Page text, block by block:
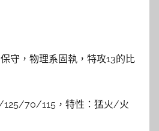
守，物理系固執，特攻13的比
70/115，特性：猛火/火